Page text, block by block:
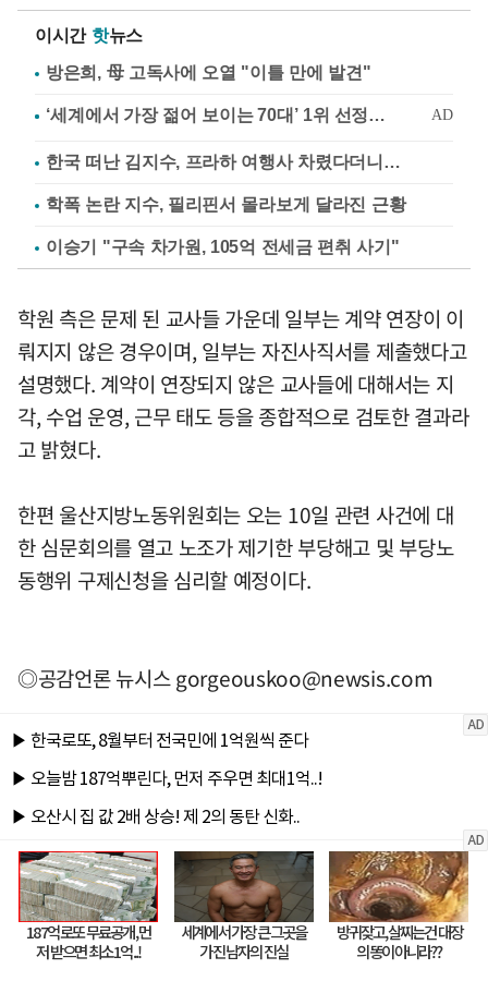
이시간 핫뉴스
방은희, 母 고독사에 오열 "이틀 만에 발견"
한국 떠난 김지수, 프라하 여행사 차렸다더니…
학폭 논란 지수, 필리핀서 몰라보게 달라진 근황
이승기 "구속 차가원, 105억 전세금 편취 사기"
학원 측은 문제 된 교사들 가운데 일부는 계약 연장이 이
뤄지지 않은 경우이며, 일부는 자진사직서를 제출했다고
설명했다. 계약이 연장되지 않은 교사들에 대해서는 지
각, 수업 운영, 근무 태도 등을 종합적으로 검토한 결과라
고 밝혔다.
한편 울산지방노동위원회는 오는 10일 관련 사건에 대
한 심문회의를 열고 노조가 제기한 부당해고 및 부당노
동행위 구제신청을 심리할 예정이다.
◎공감언론 뉴시스gorgeouskoo@newsis.com